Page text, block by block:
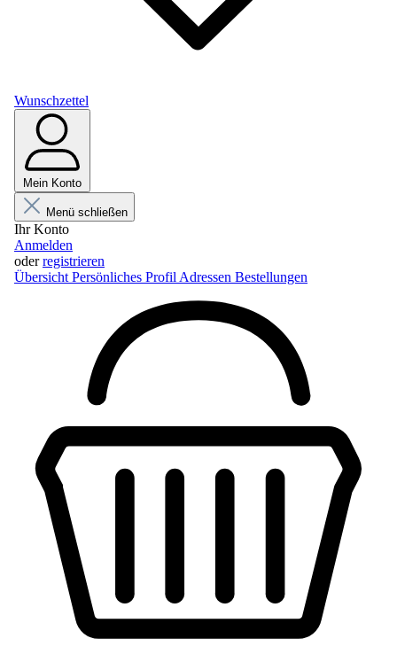
Wunschzettel
Mein Konto
Menü schließen
Ihr Konto
Anmelden
oderregistrieren
Übersicht Persönliches Profil Adressen Bestellungen